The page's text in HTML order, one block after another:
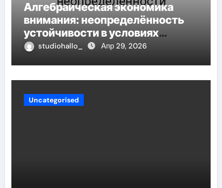
Алгебраическая экономика
внимания: неопределённость
устойчивости в условиях
неопределённости
studiohallo_ Апр 29, 2026
Uncategorised